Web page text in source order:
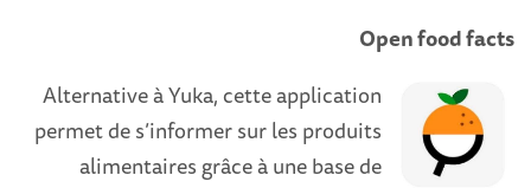
Open food facts
Alternative à Yuka, cette application
permet de s’informer sur les produits
alimentaires grâce à une base de